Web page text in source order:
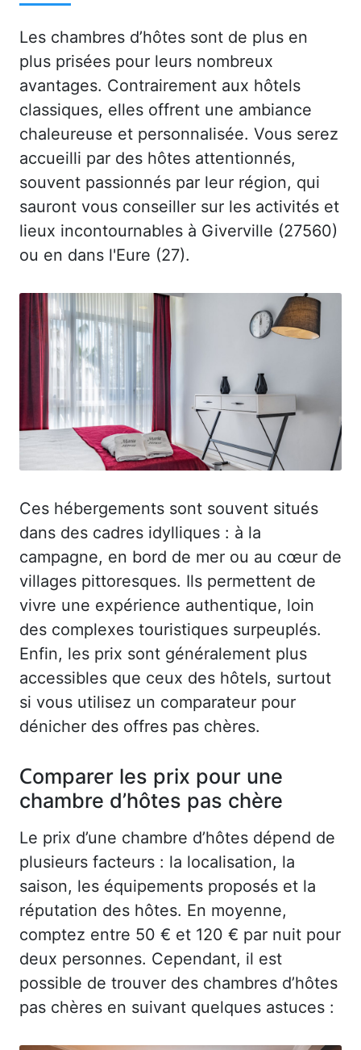
Les chambres d’hôtes sont de plus en
plus prisées pour leurs nombreux
avantages. Contrairement aux hôtels
classiques, elles offrent une ambiance
chaleureuse et personnalisée. Vous serez
accueilli par des hôtes attentionnés,
souvent passionnés par leur région, qui
sauront vous conseiller sur les activités et
lieux incontournables à Giverville (27560)
ou en dans l'Eure (27).
Ces hébergements sont souvent situés
dans des cadres idylliques : à la
campagne, en bord de mer ou au cœur de
villages pittoresques. Ils permettent de
vivre une expérience authentique, loin
des complexes touristiques surpeuplés.
Enfin, les prix sont généralement plus
accessibles que ceux des hôtels, surtout
si vous utilisez un comparateur pour
dénicher des offres pas chères.
Comparer les prix pour une
chambre d’hôtes pas chère
Le prix d’une chambre d’hôtes dépend de
plusieurs facteurs : la localisation, la
saison, les équipements proposés et la
réputation des hôtes. En moyenne,
comptez entre 50 € et 120 € par nuit pour
deux personnes. Cependant, il est
possible de trouver des chambres d’hôtes
pas chères en suivant quelques astuces :